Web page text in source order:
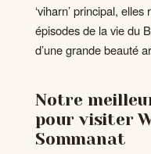
‘viharn’ principal,
épisodes de la vie du
d’une grande beauté
Notre
pour visiter
Sommanat